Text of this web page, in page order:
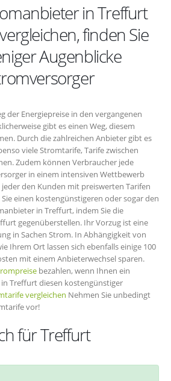
in Treffurt
finden Sie
Augenblicke
der Energiepreise in den vergangenen
gibt es einen Weg, diesem
Durch die zahlreichen Anbieter gibt es
viele Stromtarife, Tarife zwischen
Zudem können Verbraucher jede
in einem intensiven Wettbewerb
den Kunden mit preiswerten Tarifen
einen kostengünstigeren oder sogar den
in Treffurt, indem Sie die
gegenüberstellen. Ihr Vorzug ist eine
in Sachen Strom. In Abhängigkeit von
Ihrem Ort lassen sich ebenfalls einige 100
mit einem Anbieterwechsel sparen.
bezahlen, wenn Ihnen ein
Treffurt diesen kostengünstiger
vergleichen Nehmen Sie unbedingt
vor!
für Treffurt